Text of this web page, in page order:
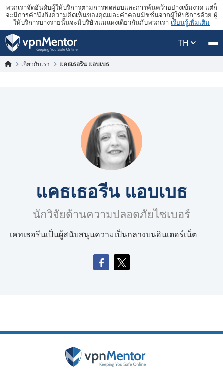
พวกเราจัดอันดับผู้ให้บริการตามการทดสอบและการค้นคว้าอย่างเข้มงวด แต่ก็
จะมีการคำนึงถึงความคิดเห็นของคุณและค่าคอมมิชชั่นจากผู้ให้บริการด้วย ผู้
ให้บริการบางรายนั้นจะมีบริษัทแม่แห่งเดียวกันกับพวกเรา เรียนรู้เพิ่มเติม
TH
เกี่ยวกับเรา แคธเธอรีน แอบเบธ
แคธเธอรีน แอบเบธ
นักวิจัยด้านความปลอดภัยไซเบอร์
เคทเธอรีนเป็นผู้สนับสนุนความเป็นกลางบนอินเตอร์เน็ต